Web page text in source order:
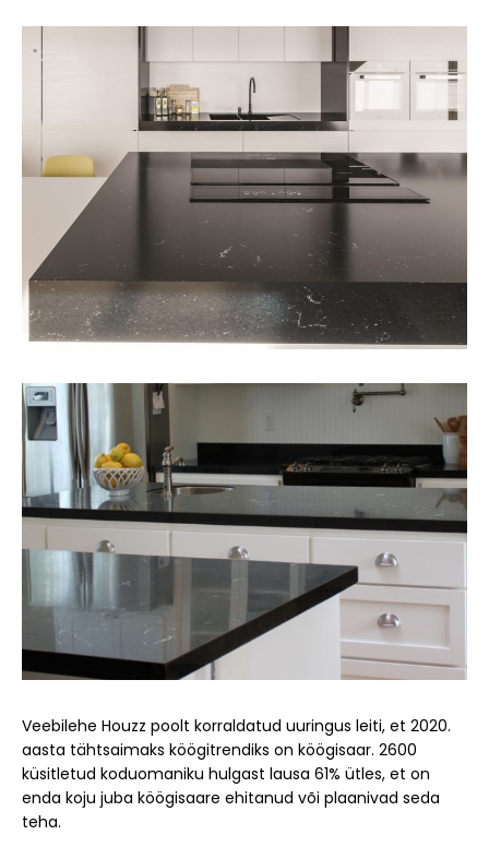
Veebilehe Houzz poolt korraldatud uuringus leiti, et 2020.
aasta tähtsaimaks köögitrendiks on köögisaar. 2600
küsitletud koduomaniku hulgast lausa 61% ütles, et on
enda koju juba köögisaare ehitanud või plaanivad seda
teha.